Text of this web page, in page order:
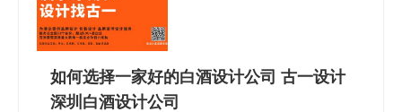
如何选择一家好的白酒设计公司 古一设计
深圳白酒设计公司